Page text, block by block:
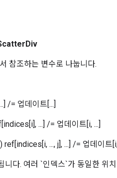
참조하는 변수로 나눕니다.
/= 업데이트[...]
...] /= 업데이트[i, ...]
..., j], ...] /= 업데이트[i,
니다. 여러 `인덱스`가 동일한 위